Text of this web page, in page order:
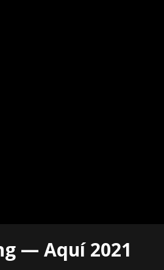
— Aquí 2021